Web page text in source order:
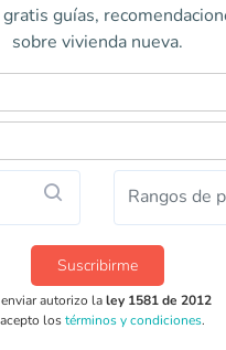
guías,
sobre vivienda nueva.
Rangos de
Suscribirme
autorizo laley 1581 de 2012
lostérminos y condiciones.